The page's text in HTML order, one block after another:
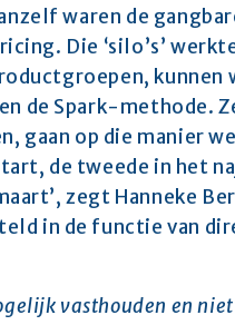
waren de
Die ‘silo’s’
kunnen
de Spark-methode.
gaan op die manier
de tweede in het
zegt Hanneke
in de functie van
vasthouden en